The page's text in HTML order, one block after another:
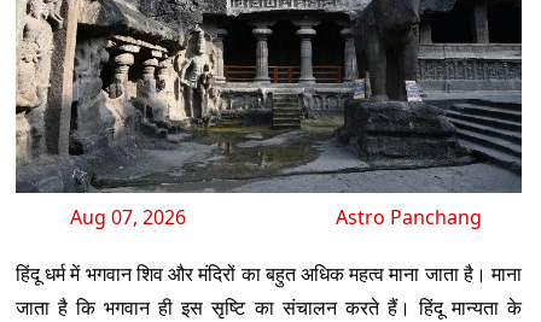
Aug 07, 2026 Astro Panchang
हिंदू धर्म में भगवान शिव और मंदिरों का बहुत अधिक महत्व माना जाता है। माना
जाता है कि भगवान ही इस सृष्टि का संचालन करते हैं। हिंदू मान्यता के